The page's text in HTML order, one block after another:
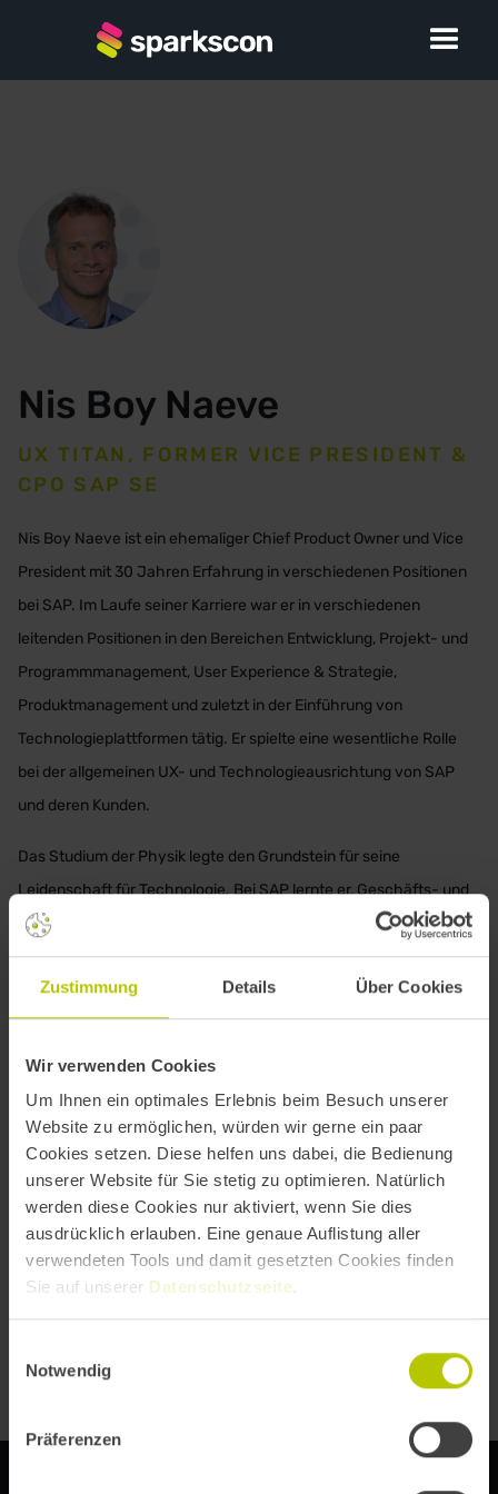
Zustimmung Details Über Cookies
Wir verwenden Cookies
Um Ihnen ein optimales Erlebnis beim Besuch unserer
Website zu ermöglichen, würden wir gerne ein paar
Cookies setzen. Diese helfen uns dabei, die Bedienung
unserer Website für Sie stetig zu optimieren. Natürlich
werden diese Cookies nur aktiviert, wenn Sie dies
ausdrücklich erlauben. Eine genaue Auflistung aller
verwendeten Tools und damit gesetzten Cookies finden
Sie auf unserer Datenschutzseite
Notwendig
Präferenzen
Nis Boy Naeve
UX TITAN, FORMER VICE PRESIDENT &
CPO SAP SE
Nis Boy Naeve ist ein ehemaliger Chief Product Owner und Vice
President mit 30 Jahren Erfahrung in verschiedenen Positionen
bei SAP. Im Laufe seiner Karriere war er in verschiedenen
leitenden Positionen in den Bereichen Entwicklung, Projekt- und
Programmmanagement, User Experience & Strategie,
Produktmanagement und zuletzt in der Einführung von
Technologieplattformen tätig. Er spielte eine wesentliche Rolle
bei der allgemeinen UX- und Technologieausrichtung von SAP
und deren Kunden.
Das Studium der Physik legte den Grundstein für seine
Leidenschaft für Technologie. Bei SAP lernte er, Geschäfts- und
Kundenbedürfnisse zu verstehen und zu erkennen, wie wichtig
die Bedürfnisse der Benutzer für den Erfolg des Unternehmens
sind. Da er schon immer eng mit Kunden und Partnern
zusammengearbeitet hat, ist er auch heute noch bestrebt, durch
sein Verständnis für die tatsächlichen Bedürfnisse und die
Nutzung neuester Technologien zur Innovation des gesamten
Geschäftsablaufs beizutragen. Er ist außerdem Patentinhaber
und Autor.